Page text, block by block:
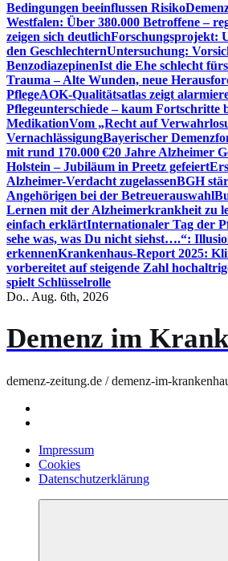
Bedingungen beeinflussen Risiko
Westfalen: Über 380.000 Betroffene –
zeigen sich deutlichForschungsprojekt:
den GeschlechternUntersuchung:
BenzodiazepinenIst die Ehe schlecht
Trauma – Alte Wunden, neue
PflegeAOK-Qualitätsatlas zeigt
Pflegeunterschiede – kaum Fortschritte
MedikationVom „Recht auf
VernachlässigungBayerischer
mit rund 170.000 €20 Jahre Alzheimer
Holstein – Jubiläum in Preetz gefeiert
Alzheimer-Verdacht zugelassenBGH
Angehörigen bei der Betreuerauswahl
Lernen mit der Alzheimerkrankheit zu
einfach erklärtInternationaler Tag der
sehe was, was Du nicht siehst….“:
erkennenKrankenhaus-Report 2025:
vorbereitet auf steigende Zahl
spielt Schlüsselrolle
Do.. Aug. 6th, 2026
Demenz im
demenz-zeitung.de / demenz-im-
Impressum
Cookies
Datenschutzerklärung